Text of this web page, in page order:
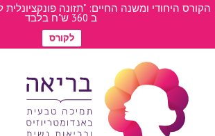
הקורס היחודי ומשנה החיים: "תזונה פונקציונלית
ב 360 ש"ח בלבד
לקורס
דילוג